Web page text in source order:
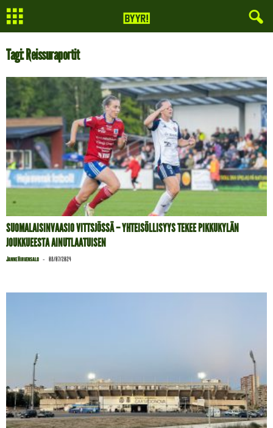
Tagi: Reissuraportit
SUOMALAISINVAASIO VITTSJÖSSÄ – YHTEISÖLLISYYS TEKEE PIKKUKYLÄN
JOUKKUEESTA AINUTLAATUISEN
Janne Hirvensalo - 08/07/2024